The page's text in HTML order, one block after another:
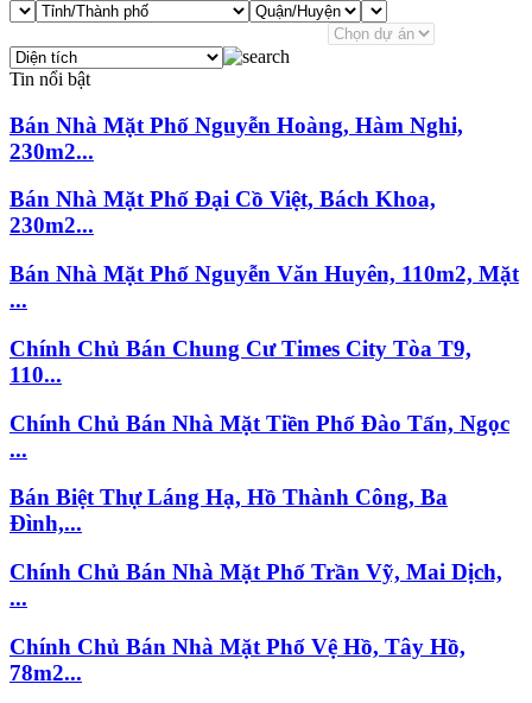
Tin nổi bật
Bán Nhà Mặt Phố Nguyễn Hoàng, Hàm Nghi,
230m2...
Bán Nhà Mặt Phố Đại Cồ Việt, Bách Khoa,
230m2...
Bán Nhà Mặt Phố Nguyễn Văn Huyên, 110m2, Mặt
...
Chính Chủ Bán Chung Cư Times City Tòa T9,
110...
Chính Chủ Bán Nhà Mặt Tiền Phố Đào Tấn, Ngọc
...
Bán Biệt Thự Láng Hạ, Hồ Thành Công, Ba
Đình,...
Chính Chủ Bán Nhà Mặt Phố Trần Vỹ, Mai Dịch,
...
Chính Chủ Bán Nhà Mặt Phố Vệ Hồ, Tây Hồ,
78m2...